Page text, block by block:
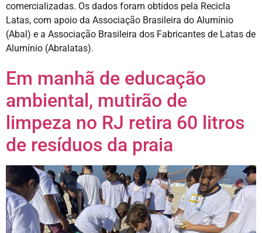
comercializadas. Os dados foram obtidos pela Recicla
Latas, com apoio da Associação Brasileira do Alumínio
(Abal) e a Associação Brasileira dos Fabricantes de Latas de
Alumínio (Abralatas).
Em manhã de educação
ambiental, mutirão de
limpeza no RJ retira 60 litros
de resíduos da praia